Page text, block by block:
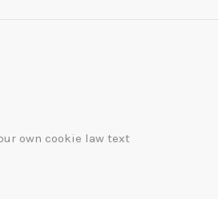
own cookie law text